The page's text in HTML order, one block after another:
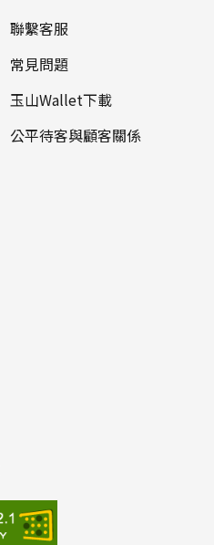
聯繫客服
常見問題
玉山Wallet下載
公平待客與顧客關係